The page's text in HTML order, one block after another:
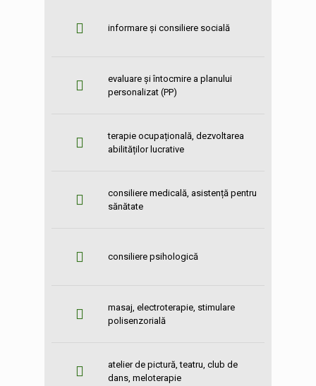
informare și consiliere socială
evaluare și întocmire a planului
personalizat (PP)
terapie ocupațională, dezvoltarea
abilităților lucrative
consiliere medicală, asistență pentru
sănătate
consiliere psihologică
masaj, electroterapie, stimulare
polisenzorială
atelier de pictură, teatru, club de
dans, meloterapie